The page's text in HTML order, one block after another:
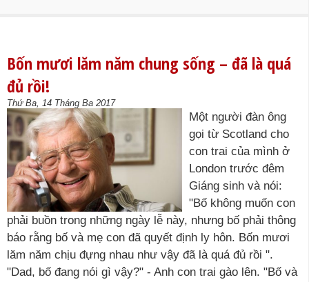
Bốn mươi lăm năm chung sống – đã là quá
đủ rồi!
Thứ Ba, 14 Tháng Ba 2017
Một người đàn ông
gọi từ Scotland cho
con trai của mình ở
London trước đêm
Giáng sinh và nói:
"Bố không muốn con
phải buồn trong những ngày lễ này, nhưng bố phải thông
báo rằng bố và mẹ con đã quyết định ly hôn. Bốn mươi
lăm năm chịu đựng nhau như vậy đã là quá đủ rồi ".
"Dad, bố đang nói gì vậy?" - Anh con trai gào lên. "Bố và